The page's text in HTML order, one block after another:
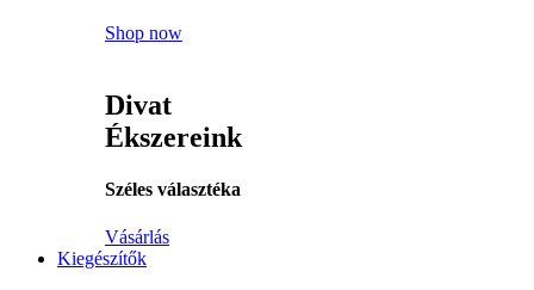
Shop now
Divat
Ékszereink
Széles választéka
Vásárlás
Kiegészítők